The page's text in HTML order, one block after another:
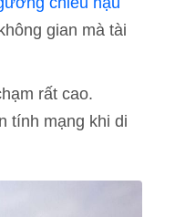
gian mà tài
rất cao.
tính mạng khi di